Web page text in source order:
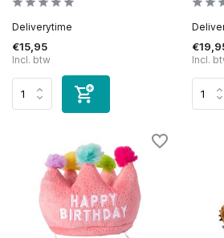
Deliverytime
€15,95
Incl. btw Incl.